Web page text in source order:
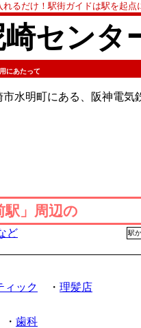
るだけ！駅街ガイドは駅を起点
センタ
にあたって
水明町にある、阪神電気
駅」周辺の
ど 駅
ィック ・ 理髪店
・ 歯科